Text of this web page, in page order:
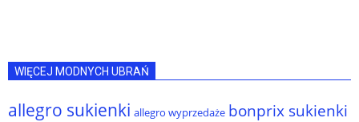
WIĘCEJ MODNYCH UBRAŃ
allegro sukienki allegro wyprzedaże bonprix sukienki